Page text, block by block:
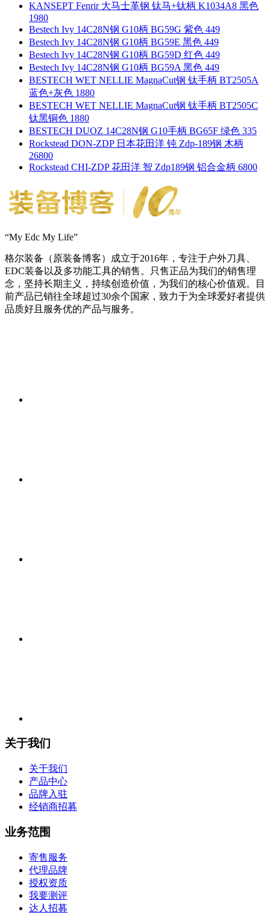
KANSEPT Fenrir 大马士革钢 钛马+钛柄 K1034A8 黑色
1980
Bestech Ivy 14C28N钢 G10柄 BG59G 紫色 449
Bestech Ivy 14C28N钢 G10柄 BG59E 黑色 449
Bestech Ivy 14C28N钢 G10柄 BG59D 红色 449
Bestech Ivy 14C28N钢 G10柄 BG59A 黑色 449
BESTECH WET NELLIE MagnaCut钢 钛手柄 BT2505A
蓝色+灰色 1880
BESTECH WET NELLIE MagnaCut钢 钛手柄 BT2505C
钛黑铜色 1880
BESTECH DUOZ 14C28N钢 G10手柄 BG65F 绿色 335
Rockstead DON-ZDP 日本花田洋 钝 Zdp-189钢 木柄
26800
Rockstead CHI-ZDP 花田洋 智 Zdp189钢 铝合金柄 6800
“My Edc My Life”
格尔装备（原装备博客）成立于2016年，专注于户外刀具、
EDC装备以及多功能工具的销售。只售正品为我们的销售理
念，坚持长期主义，持续创造价值，为我们的核心价值观。目
前产品已销往全球超过30余个国家，致力于为全球爱好者提供
品质好且服务优的产品与服务。
关于我们
关于我们
产品中心
品牌入驻
经销商招募
业务范围
寄售服务
代理品牌
授权资质
我要测评
达人招募